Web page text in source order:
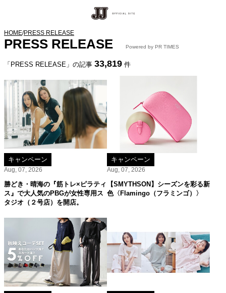
HOME/PRESS RELEASE
PRESS RELEASE Powered by PR TIMES
「PRESS RELEASE」の記事 33,819 件
キャンペーン
Aug, 07, 2026
勝どき・晴海の『筋トレ×ピラティ
ス』で大人気のPBGが女性専用ス
タジオ（２号店）を開店。
キャンペーン
Aug, 07, 2026
【SMYTHSON】シーズンを彩る新
色〈Flamingo（フラミンゴ）〉